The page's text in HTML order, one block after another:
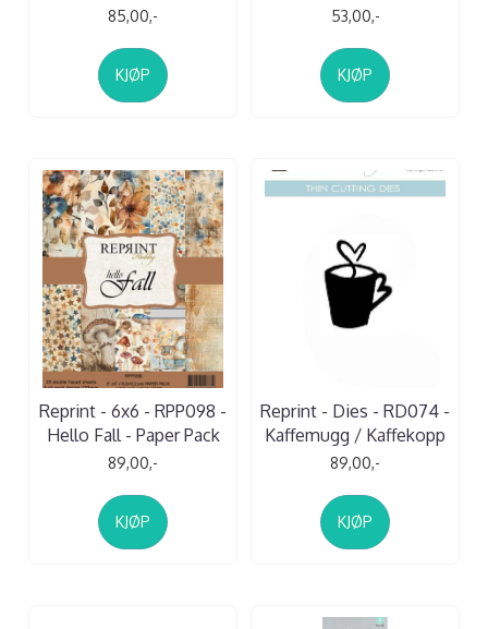
85,00,-
KJØP
53,00,-
KJØP
Reprint - 6x6 - RPP098 -
Hello Fall - Paper Pack
89,00,-
KJØP
Reprint - Dies - RD074 -
Kaffemugg / Kaffekopp
89,00,-
KJØP